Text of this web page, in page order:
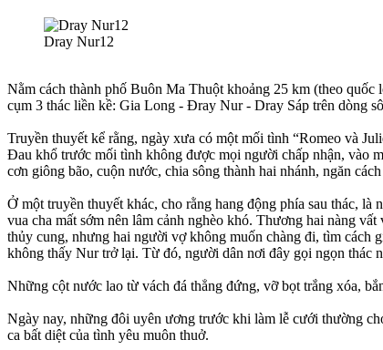
Dray Nur12
Nằm cách thành phố Buôn Ma Thuột khoảng 25 km (theo
cụm 3 thác liền kề: Gia Long - Đray Nur - Dray Sáp trên dòng
Truyền thuyết kể rằng, ngày xưa có một mối tình “Romeo và
Đau khổ trước mối tình không được mọi người chấp nhận, vào
cơn giông bão, cuộn nước, chia sông thành hai nhánh, ngăn
Ở một truyền thuyết khác, cho rằng hang động phía sau thác,
vua cha mất sớm nên lâm cảnh nghèo khó. Thương hai nàng
thủy cung, nhưng hai người vợ không muốn chàng đi, tìm cách
không thấy Nur trở lại. Từ đó, người dân nơi đây gọi ngọn thác
Những cột nước lao từ vách đá thẳng đứng, vỡ bọt trắng xóa,
Ngày nay, những đôi uyên ương trước khi làm lễ cưới thường
ca bất diệt của tình yêu muôn thuở.